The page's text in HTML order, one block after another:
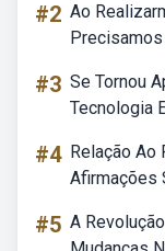
#2 Ao
#3 Se Tornou
Tecnologia
#4 Relação Ao
Afirmações
#5 A